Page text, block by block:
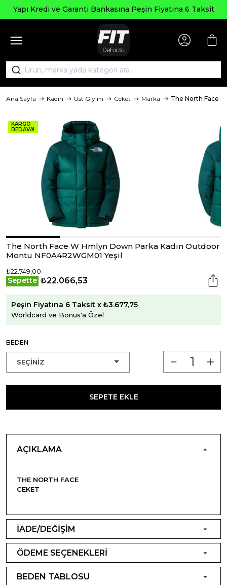
Yapı Kredi ve Garanti Bankasına Peşin Fiyatına 6 Taksit
Ana Sayfa Kadın Üst Giyim Ceket Marka The North Face
KARGO
BEDAVA!
The North Face W Hmlyn Down Parka Kadın Outdoor
Montu NF0A4R2WGM01 Yeşil
₺22.749,00
Sepette ₺22.066,53
Peşin Fiyatına 6 Taksit x ₺3.677,75
Worldcard ve Bonus'a Özel
BEDEN
SEPETE EKLE
AÇIKLAMA
THE NORTH FACE
CEKET
İADE/DEĞİŞİM
ÖDEME SEÇENEKLERİ
BEDEN TABLOSU